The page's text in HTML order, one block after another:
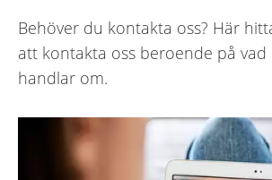
Behöver du kontakta oss? Här
att kontakta oss beroende på vad
handlar om.